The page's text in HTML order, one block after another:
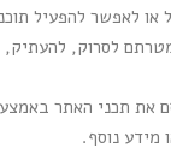
לסרוק, להעתיק,
את תכני האתר
מידע נוסף.